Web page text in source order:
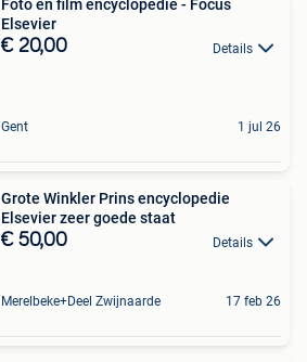
Foto en film encyclopedie - Focus
Elsevier
€ 20,00 Details
Gent 1 jul 26
Grote Winkler Prins encyclopedie
Elsevier zeer goede staat
€ 50,00 Details
Merelbeke+Deel Zwijnaarde 17 feb 26